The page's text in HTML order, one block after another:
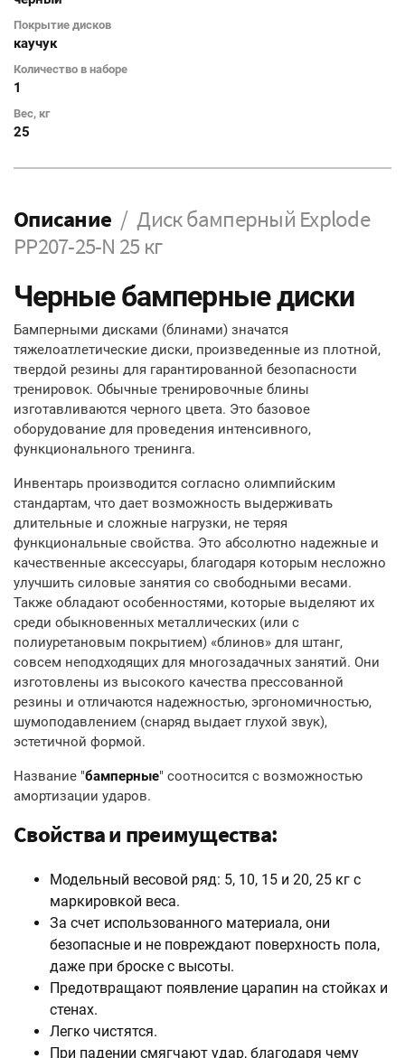
Покрытие дисков
каучук
Количество в наборе
1
Вес, кг
25
Описание
Диск бамперный Explode
PP207-25-N 25 кг
Черные бамперные диски
Бамперными дисками (блинами) значатся
тяжелоатлетические диски, произведенные из плотной,
твердой резины для гарантированной безопасности
тренировок. Обычные тренировочные блины
изготавливаются черного цвета. Это базовое
оборудование для проведения интенсивного,
функционального тренинга.
Инвентарь производится согласно олимпийским
стандартам, что дает возможность выдерживать
длительные и сложные нагрузки, не теряя
функциональные свойства. Это абсолютно надежные и
качественные аксессуары, благодаря которым несложно
улучшить силовые занятия со свободными весами.
Также обладают особенностями, которые выделяют их
среди обыкновенных металлических (или с
полиуретановым покрытием) «блинов» для штанг,
совсем неподходящих для многозадачных занятий. Они
изготовлены из высокого качества прессованной
резины и отличаются надежностью, эргономичностью,
шумоподавлением (снаряд выдает глухой звук),
эстетичной формой.
Название "бамперные" соотносится с возможностью
амортизации ударов.
Свойства и преимущества:
Модельный весовой ряд: 5, 10, 15 и 20, 25 кг с
маркировкой веса.
За счет использованного материала, они
безопасные и не повреждают поверхность пола,
даже при броске с высоты.
Предотвращают появление царапин на стойках и
стенах.
Легко чистятся.
При падении смягчают удар, благодаря чему